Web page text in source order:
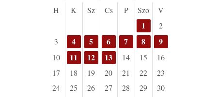
muzsikusok – 109. rész: (Dr.) Borissza Géza
Exkluzív interjú Bóna Lászlóval
2026. augusztus 01.
2026-os jazzfesztiválok, amelyekről én is
tudok… 18. rész: Zempléni Fesztivál
(Sátoraljaújhely – 2026. augusztus 13-23.)
2026. augusztus 01.
H K Sz Cs P Szo V
1
2
3
4 5 6 7 8 9
10 11 12 13 14 15
16
17
18 19 20 21 22
23
24
25 26 27 28 29
30